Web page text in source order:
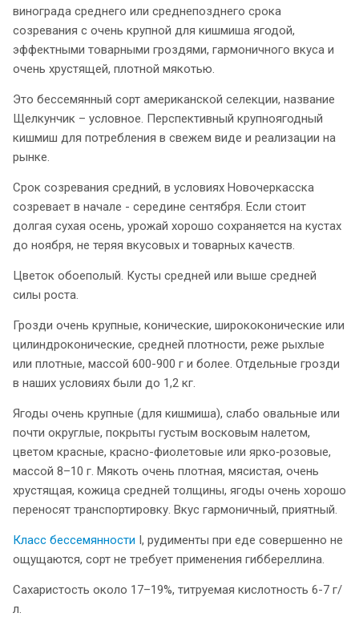
винограда среднего или среднепозднего срока
созревания с очень крупной для кишмиша ягодой,
эффектными товарными гроздями, гармоничного вкуса и
очень хрустящей, плотной мякотью.
Это бессемянный сорт американской селекции, название
Щелкунчик – условное. Перспективный крупноягодный
кишмиш для потребления в свежем виде и реализации на
рынке.​
Срок созревания средний, в условиях Новочеркасска
созревает в начале - середине сентября. Если стоит
долгая сухая осень, урожай хорошо сохраняется на кустах
до ноября, не теряя вкусовых и товарных качеств.
Цветок обоеполый. Кусты средней или выше средней
силы роста.
Грозди очень крупные, конические, ширококонические или
цилиндроконические, средней плотности, реже рыхлые
или плотные, массой 600-900 г и более. Отдельные грозди
в наших условиях были до 1,2 кг.
Ягоды очень крупные (для кишмиша), слабо овальные или
почти округлые, покрыты густым восковым налетом,
цветом красные, красно-фиолетовые или ярко‑розовые,
массой 8–10 г. Мякоть очень плотная, мясистая, очень
хрустящая, кожица средней толщины, ягоды очень хорошо
переносят транспортировку. Вкус гармоничный, приятный.
Класс бессемянности I, рудименты при еде совершенно не
ощущаются, сорт не требует применения гиббереллина.
Сахаристость около 17–19%, титруемая кислотность 6-7 г/
л.